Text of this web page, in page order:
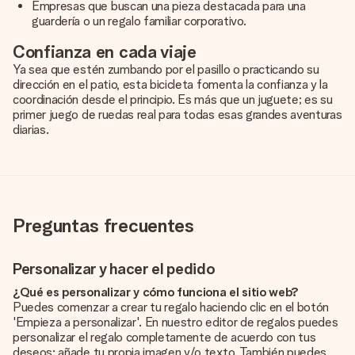
Empresas que buscan una pieza destacada para una
guardería o un regalo familiar corporativo.
Confianza en cada viaje
Ya sea que estén zumbando por el pasillo o practicando su
dirección en el patio, esta bicicleta fomenta la confianza y la
coordinación desde el principio. Es más que un juguete; es su
primer juego de ruedas real para todas esas grandes aventuras
diarias.
Preguntas frecuentes
Personalizar y hacer el pedido
¿Qué es personalizar y cómo funciona el sitio web?
Puedes comenzar a crear tu regalo haciendo clic en el botón
'Empieza a personalizar'. En nuestro editor de regalos puedes
personalizar el regalo completamente de acuerdo con tus